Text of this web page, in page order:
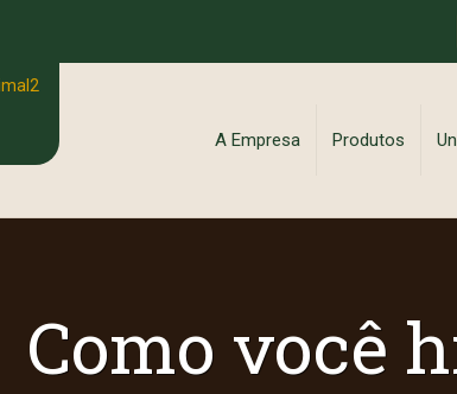
A Empresa Produtos
Como você